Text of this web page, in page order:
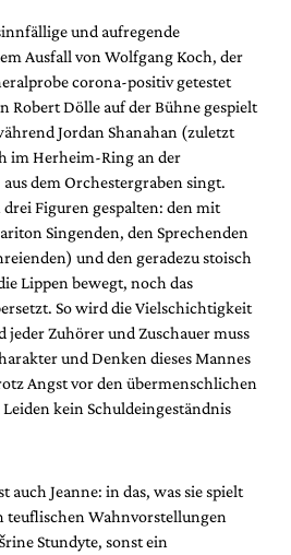
und aufregende
Ausfall von Wolfgang Koch, der
corona-positiv getestet
Robert Dölle auf der Bühne gespielt
Jordan Shanahan (zuletzt
im Herheim-Ring an der
dem Orchestergraben singt.
Figuren gespalten: den mit
Singenden, den Sprechenden
und den geradezu stoisch
Lippen bewegt, noch das
So wird die Vielschichtigkeit
jeder Zuhörer und Zuschauer muss
und Denken dieses Mannes
Angst vor den übermenschlichen
kein Schuldeingeständnis
auch Jeanne: in das, was sie spielt
teuflischen Wahnvorstellungen
Stundyte, sonst ein